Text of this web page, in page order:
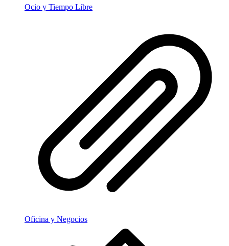
Ocio y Tiempo Libre
Oficina y Negocios